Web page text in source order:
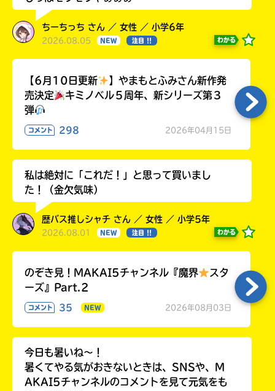
ちーちっち さん ／ 女性 ／ 小学6年
2026.08.05 NEW 注目 !! わかる
【6月10日更新
】やまもとふみさん新作発
売決定
キミノベル５周年、新シリーズ第３
弾
コメント 298 2026年04月15日
私は絶対に「これだ！」と思って買いまし
た！（金欠気味）
歴バス推しシャチ さん ／ 女性 ／ 小学5年
2026.08.01 NEW 注目 !! わかる
のぞき見！MAKAI5チャンネル『魔界
スタ
ーズ』Part.2
コメント 35 NEW 2026年08月03日
今日も暑いね〜！
暑くてやる気がおきないときは、SNSや、M
AKAI5チャンネルのコメントを見て元気をも